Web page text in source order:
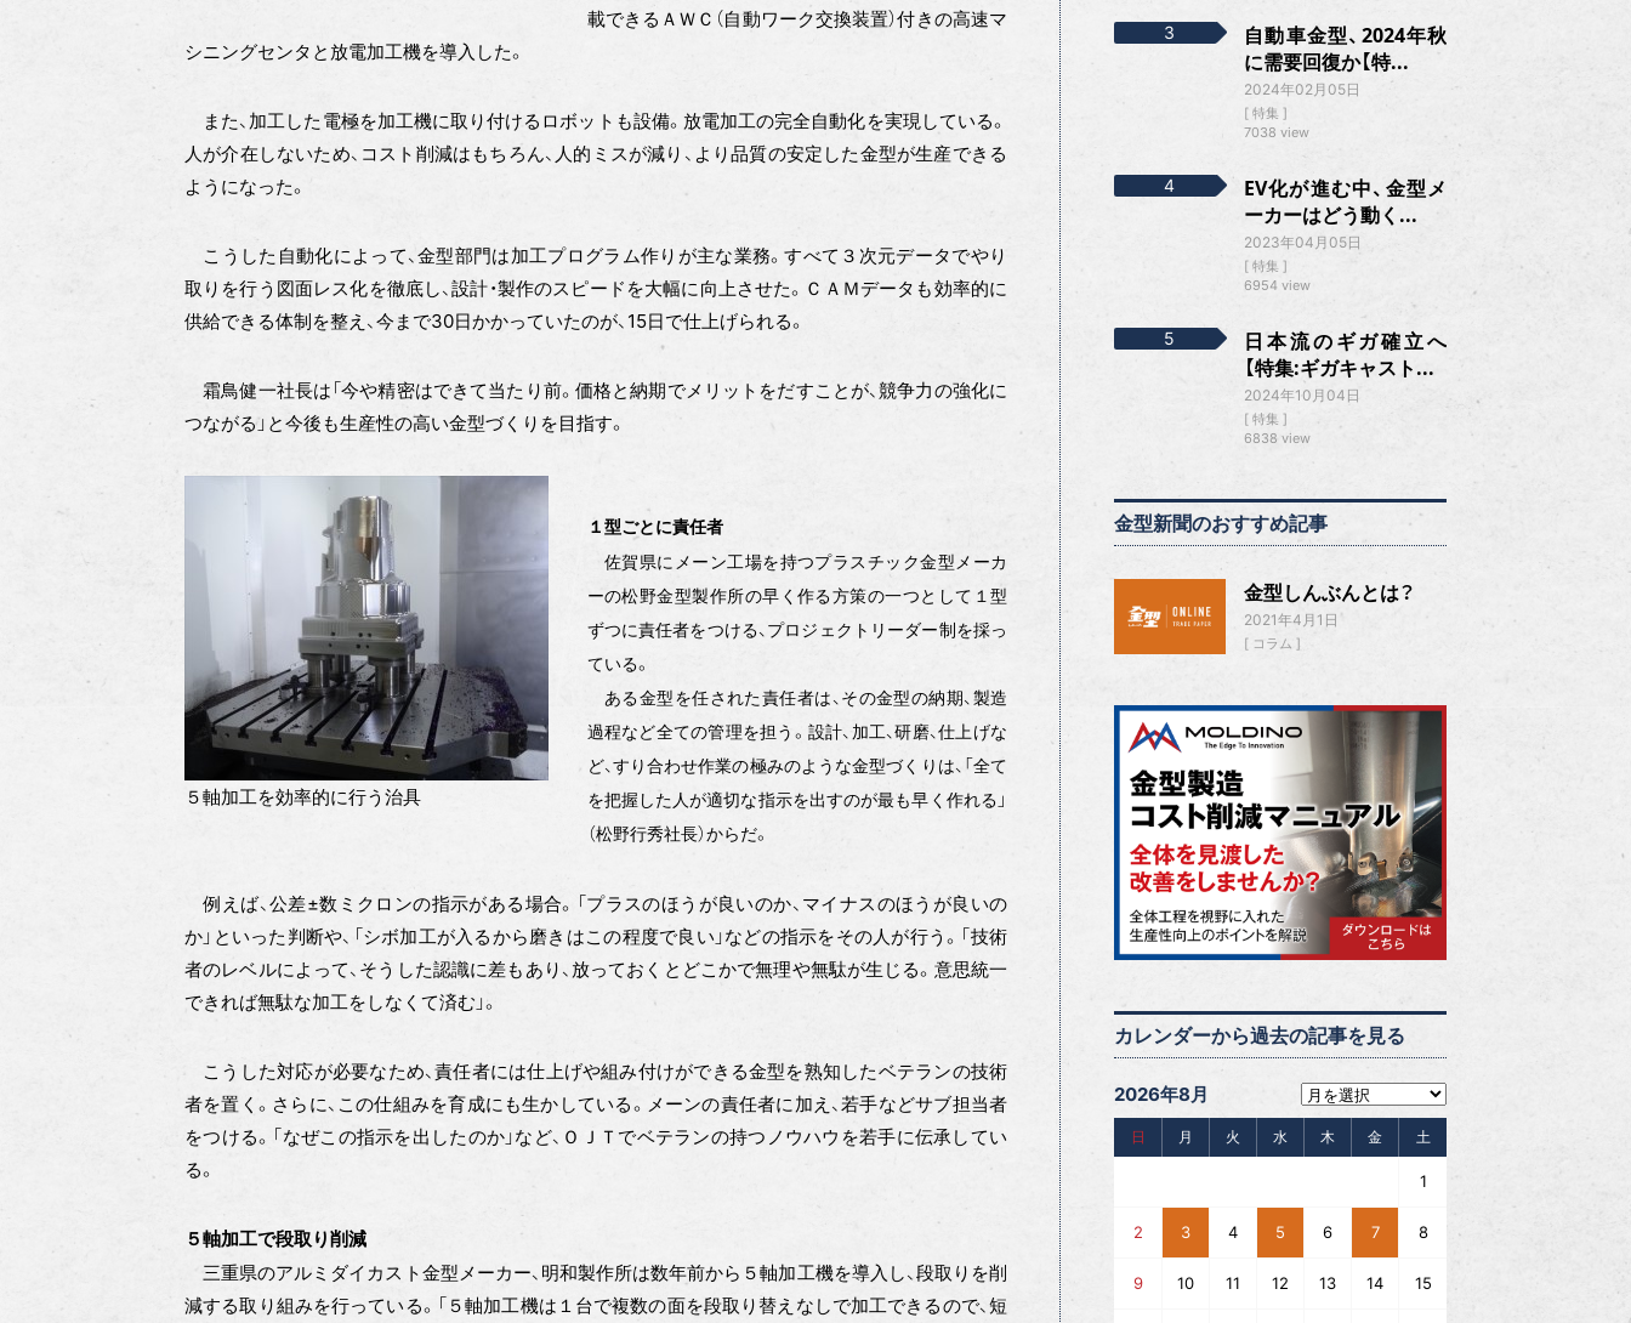
載できるＡＷＣ（自動ワーク交換装置）付きの高速マ
シニングセンタと放電加工機を導入した。
また、加工した電極を加工機に取り付けるロボットも設備。放電加工の完全自動化を実現している。
人が介在しないため、コスト削減はもちろん、人的ミスが減り、より品質の安定した金型が生産できる
ようになった。
こうした自動化によって、金型部門は加工プログラム作りが主な業務。すべて３次元データでやり
取りを行う図面レス化を徹底し、設計・製作のスピードを大幅に向上させた。ＣＡＭデータも効率的に
供給できる体制を整え、今まで30日かかっていたのが、15日で仕上げられる。
霜鳥健一社長は「今や精密はできて当たり前。価格と納期でメリットをだすことが、競争力の強化に
つながる」と今後も生産性の高い金型づくりを目指す。
５軸加工を効率的に行う治具
１型ごとに責任者
佐賀県にメーン工場を持つプラスチック金型メーカ
ーの松野金型製作所の早く作る方策の一つとして１型
ずつに責任者をつける、プロジェクトリーダー制を採っ
ている。
ある金型を任された責任者は、その金型の納期、製造
過程など全ての管理を担う。設計、加工、研磨、仕上げな
ど、すり合わせ作業の極みのような金型づくりは、「全て
を把握した人が適切な指示を出すのが最も早く作れる」
（松野行秀社長）からだ。
例えば、公差±数ミクロンの指示がある場合。「プラスのほうが良いのか、マイナスのほうが良いの
か」といった判断や、「シボ加工が入るから磨きはこの程度で良い」などの指示をその人が行う。「技術
者のレベルによって、そうした認識に差もあり、放っておくとどこかで無理や無駄が生じる。意思統一
できれば無駄な加工をしなくて済む」。
こうした対応が必要なため、責任者には仕上げや組み付けができる金型を熟知したベテランの技術
者を置く。さらに、この仕組みを育成にも生かしている。メーンの責任者に加え、若手などサブ担当者
をつける。「なぜこの指示を出したのか」など、ＯＪＴでベテランの持つノウハウを若手に伝承してい
る。
５軸加工で段取り削減
三重県のアルミダイカスト金型メーカー、明和製作所は数年前から５軸加工機を導入し、段取りを削
減する取り組みを行っている。「５軸加工機は１台で複数の面を段取り替えなしで加工できるので、短
自動車金型、2024年秋
に需要回復か【特...
2024年02月05日
特集
7038 view
EV化が進む中、金型メ
ーカーはどう動く...
2023年04月05日
特集
6954 view
日本流のギガ確立へ
【特集:ギガキャスト...
2024年10月04日
特集
6838 view
金型新聞のおすすめ記事
金型しんぶんとは？
2021年4月1日
コラム
カレンダーから過去の記事を見る
2026年8月
日 月 火 水 木 金 土
1
2 3 4 5 6 7 8
9 10 11 12 13 14 15